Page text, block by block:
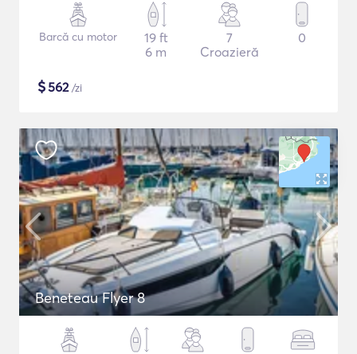
Barcă cu motor
19 ft
6 m
7
Croazieră
0
$562/zi
Beneteau Flyer 8